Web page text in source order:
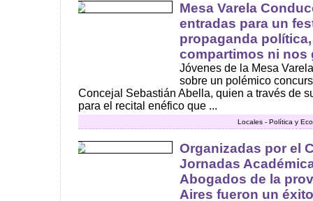
Mesa Varela
entradas para un
propaganda
compartimos ni nos
Jóvenes de la Mesa
sobre un polémico
Concejal Sebastián Abella, quien a través de
para el recital enéfico que ...
Locales - Política y
Organizadas por el
Jornadas
Abogados de la
Aires fueron un éxito